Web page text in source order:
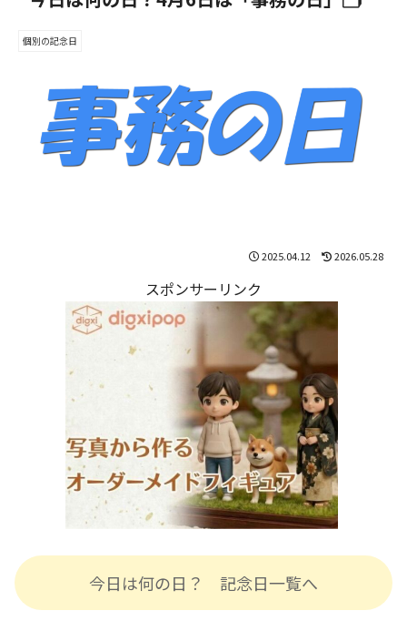
個別の記念日
2025.04.12 2026.05.28
スポンサーリンク
今日は何の日？ 記念日一覧へ